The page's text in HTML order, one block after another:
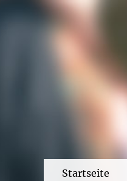
Startseite